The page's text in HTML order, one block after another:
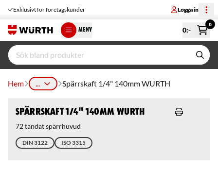
Exklusivt för företagskunder Logga in
MENY 0:-
0
Hem ... Spärrskaft 1/4" 140mm WURTH
Spärrskaft 1/4" 140mm WURTH
72 tandat spärrhuvud
DIN 3122 ISO 3315